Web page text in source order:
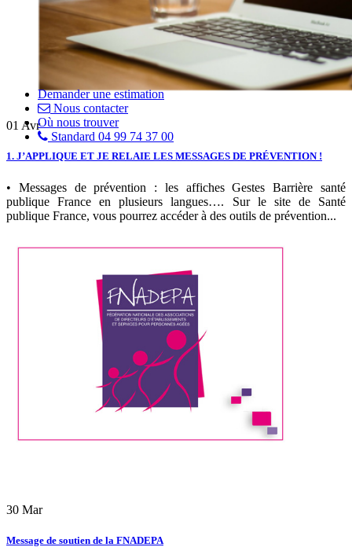
01 Avr
1. J’APPLIQUE ET JE RELAIE LES MESSAGES DE PRÉVENTION !
• Messages de prévention : les affiches Gestes Barrière santé
publique France en plusieurs langues…. Sur le site de Santé
publique France, vous pourrez accéder à des outils de prévention...
30 Mar
Message de soutien de la FNADEPA
Demander une estimation
Nous contacter
Où nous trouver
Standard 04 99 74 37 00